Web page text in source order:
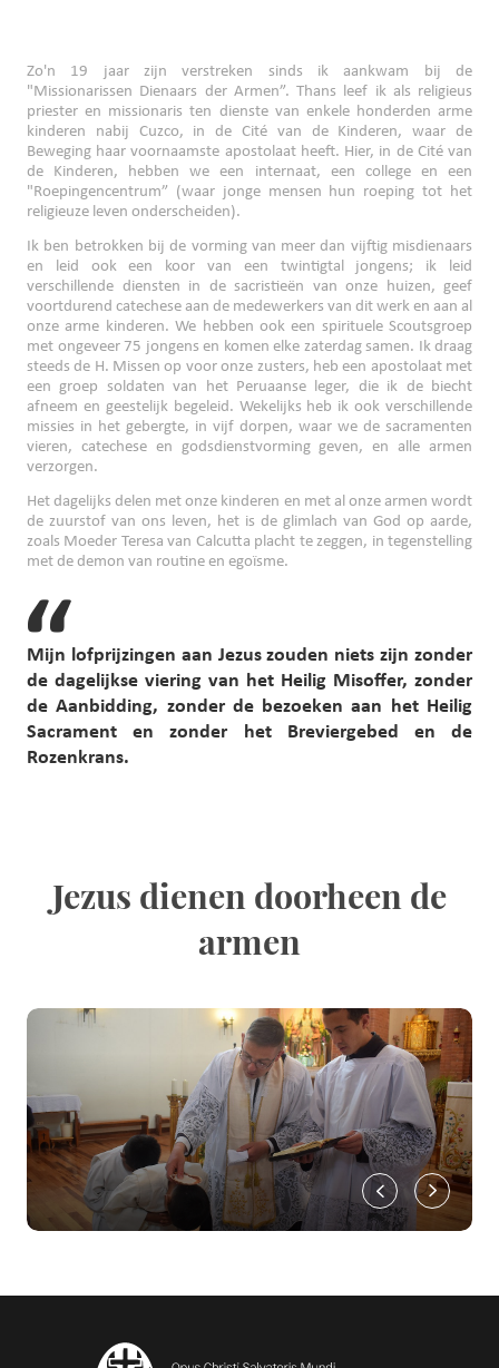
Mijn lofprijzingen aan Jezus zouden niets zijn zonder
de dagelijkse viering van het Heilig Misoffer, zonder
de Aanbidding, zonder de bezoeken aan het Heilig
Sacrament en zonder het Breviergebed en de
Rozenkrans.
Zo'n 19 jaar zijn verstreken sinds ik aankwam bij de
"Missionarissen Dienaars der Armen”. Thans leef ik als religieus
priester en missionaris ten dienste van enkele honderden arme
kinderen nabij Cuzco, in de Cité van de Kinderen, waar de
Beweging haar voornaamste apostolaat heeft. Hier, in de Cité van
de Kinderen, hebben we een internaat, een college en een
"Roepingencentrum” (waar jonge mensen hun roeping tot het
religieuze leven onderscheiden).
Ik ben betrokken bij de vorming van meer dan vijftig misdienaars
en leid ook een koor van een twintigtal jongens; ik leid
verschillende diensten in de sacristieën van onze huizen, geef
voortdurend catechese aan de medewerkers van dit werk en aan al
onze arme kinderen. We hebben ook een spirituele Scoutsgroep
met ongeveer 75 jongens en komen elke zaterdag samen. Ik draag
steeds de H. Missen op voor onze zusters, heb een apostolaat met
een groep soldaten van het Peruaanse leger, die ik de biecht
afneem en geestelijk begeleid. Wekelijks heb ik ook verschillende
missies in het gebergte, in vijf dorpen, waar we de sacramenten
vieren, catechese en godsdienstvorming geven, en alle armen
verzorgen.
Het dagelijks delen met onze kinderen en met al onze armen wordt
de zuurstof van ons leven, het is de glimlach van God op aarde,
zoals Moeder Teresa van Calcutta placht te zeggen, in tegenstelling
met de demon van routine en egoïsme.
Jezus dienen doorheen de
armen